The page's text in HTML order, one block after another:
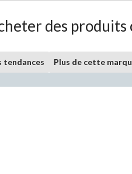
des produits
tendances Plus de cette